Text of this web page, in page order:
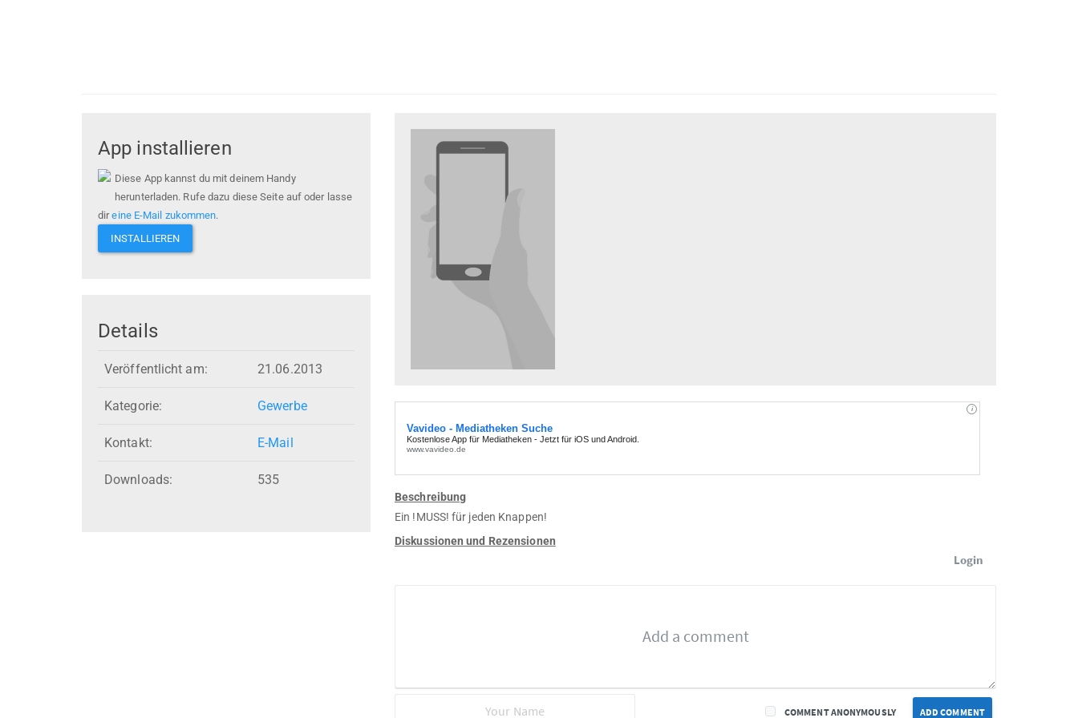
App installieren
Diese App kannst du mit deinem Handy
herunterladen. Rufe dazu diese Seite auf oder lasse
direine E-Mail zukommen.
INSTALLIEREN
Details
Veröffentlicht am: 21.06.2013
Kategorie: Gewerbe
Kontakt: E-Mail
Downloads: 535
Beschreibung
Ein !MUSS! für jeden Knappen!
Diskussionen und Rezensionen
Login
ADD COMMENT
COMMENT ANONYMOUSLY